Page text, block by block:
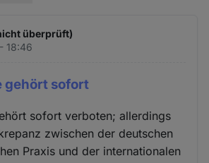
überprüft)
18:46
gehört sofort
sofort verboten; allerdings
zwischen der deutschen
Praxis und der internationalen